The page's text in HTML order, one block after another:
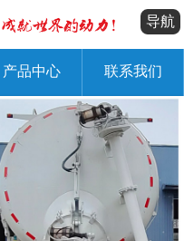
导航
产品中心 联系我们